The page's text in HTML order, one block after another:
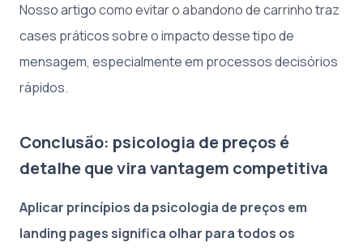
Nosso artigocomo evitar o abandono de carrinhotraz
cases práticos sobre o impacto desse tipo de
mensagem, especialmente em processos decisórios
rápidos.
Conclusão: psicologia de preços é
detalhe que vira vantagem competitiva
Aplicar princípios da psicologia de preços em
landing pages significa olhar para todos os